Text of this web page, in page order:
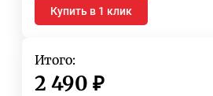
Купить в 1 клик
Итого:
2 490 ₽